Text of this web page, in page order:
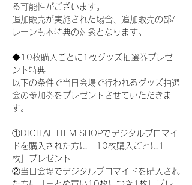
る可能性がございます。
追加販売が実施された場合、追加販売の部/
レーンも本特典の対象となります。
◆10枚購入ごとに1枚グッズ抽選券プレゼ
ント特典
以下の条件で当日会場で行われるグッズ抽選
会の参加券をプレゼントさせていただきま
す。
①DIGITAL ITEM SHOPでデジタルブロマイ
ドを購入された方に「10枚購入ごとに1
枚」プレゼント
②当日会場でデジタルブロマイドを購入され